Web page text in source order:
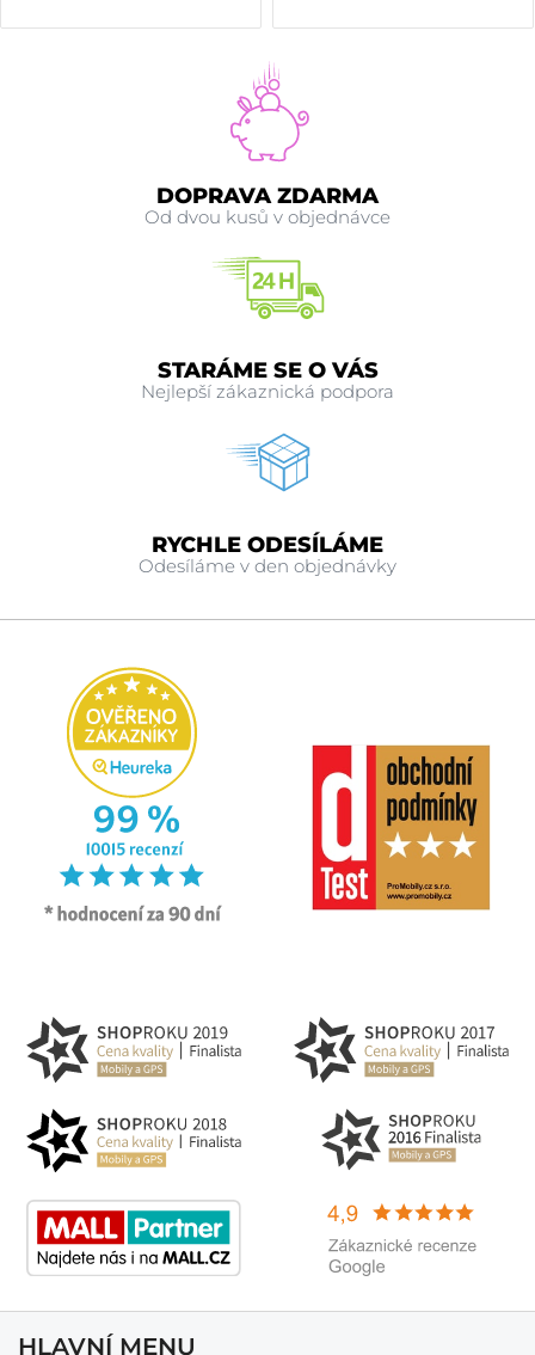
DOPRAVA ZDARMA
Od dvou kusů v objednávce
STARÁME SE O VÁS
Nejlepší zákaznická podpora
RYCHLE ODESÍLÁME
Odesíláme v den objednávky
HLAVNÍ MENU